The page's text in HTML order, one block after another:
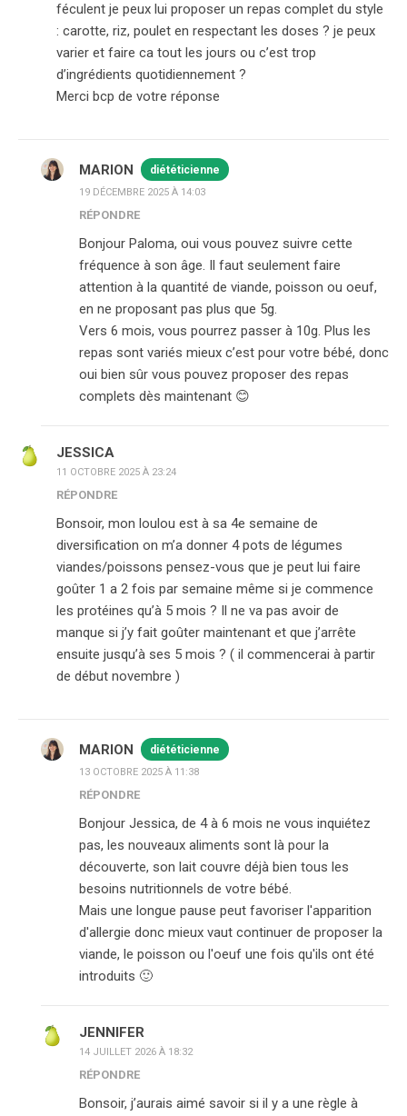
féculent je peux lui proposer un repas complet du style
: carotte, riz, poulet en respectant les doses ? je peux
varier et faire ca tout les jours ou c’est trop
d’ingrédients quotidiennement ?
Merci bcp de votre réponse
MARION diététicienne
19 DÉCEMBRE 2025 À 14:03
RÉPONDRE
Bonjour Paloma, oui vous pouvez suivre cette
fréquence à son âge. Il faut seulement faire
attention à la quantité de viande, poisson ou oeuf,
en ne proposant pas plus que 5g.
Vers 6 mois, vous pourrez passer à 10g. Plus les
repas sont variés mieux c’est pour votre bébé, donc
oui bien sûr vous pouvez proposer des repas
complets dès maintenant 😊
JESSICA
11 OCTOBRE 2025 À 23:24
RÉPONDRE
Bonsoir, mon loulou est à sa 4e semaine de
diversification on m’a donner 4 pots de légumes
viandes/poissons pensez-vous que je peut lui faire
goûter 1 a 2 fois par semaine même si je commence
les protéines qu’à 5 mois ? Il ne va pas avoir de
manque si j’y fait goûter maintenant et que j’arrête
ensuite jusqu’à ses 5 mois ? ( il commencerai à partir
de début novembre )
MARION diététicienne
13 OCTOBRE 2025 À 11:38
RÉPONDRE
Bonjour Jessica, de 4 à 6 mois ne vous inquiétez
pas, les nouveaux aliments sont là pour la
découverte, son lait couvre déjà bien tous les
besoins nutritionnels de votre bébé.
Mais une longue pause peut favoriser l'apparition
d'allergie donc mieux vaut continuer de proposer la
viande, le poisson ou l'oeuf une fois qu'ils ont été
introduits 🙂
JENNIFER
14 JUILLET 2026 À 18:32
RÉPONDRE
Bonsoir, j’aurais aimé savoir si il y a une règle à